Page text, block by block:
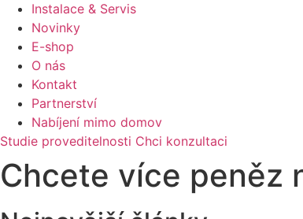
Instalace & Servis
Novinky
E-shop
O nás
Kontakt
Partnerství
Nabíjení mimo domov
Studie proveditelnosti Chci konzultaci
Chcete více peněz